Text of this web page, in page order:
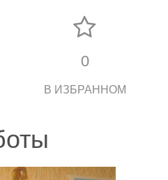
0
В ИЗБРАННОМ